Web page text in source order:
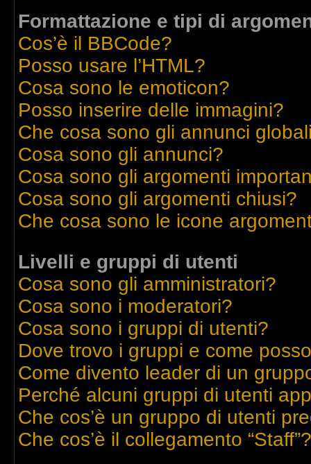
Formattazione e tipi di
Cos’è il BBCode?
Posso usare l’HTML?
Cosa sono le emoticon?
Posso inserire delle immagini?
Che cosa sono gli annunci
Cosa sono gli annunci?
Cosa sono gli argomenti
Cosa sono gli argomenti chiusi?
Che cosa sono le icone
Livelli e gruppi di utenti
Cosa sono gli amministratori?
Cosa sono i moderatori?
Cosa sono i gruppi di utenti?
Dove trovo i gruppi e come
Come divento leader di un
Perché alcuni gruppi di utenti
Che cos’è un gruppo di utenti
Che cos’è il collegamento “Staff”?